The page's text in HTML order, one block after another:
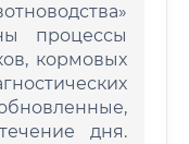
процессы
кормовых
дня.